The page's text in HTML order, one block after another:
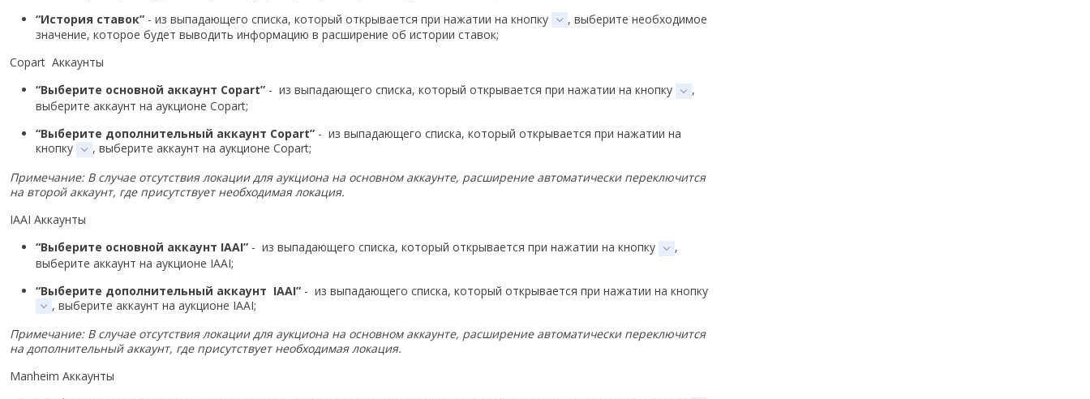
“История ставок” - из выпадающего списка, который открывается при нажатии на кнопку
, выберите необходимое
значение, которое будет выводить информацию в расширение об истории ставок;
Copart Аккаунты
“Выберите основной аккаунт Copart” - из выпадающего списка, который открывается при нажатии на кнопку
,
выберите аккаунт на аукционе Copart;
“Выберите дополнительный аккаунт Copart” - из выпадающего списка, который открывается при нажатии на
кнопку
, выберите аккаунт на аукционе Copart;
Примечание: В случае отсутствия локации для аукциона на основном аккаунте, расширение автоматически переключится
на второй аккаунт, где присутствует необходимая локация.
IAAI Аккаунты
“Выберите основной аккаунт IAAI” - из выпадающего списка, который открывается при нажатии на кнопку
,
выберите аккаунт на аукционе IAAI;
“Выберите дополнительный аккаунт IAAI” - из выпадающего списка, который открывается при нажатии на кнопку
, выберите аккаунт на аукционе IAAI;
Примечание: В случае отсутствия локации для аукциона на основном аккаунте, расширение автоматически переключится
на дополнительный аккаунт, где присутствует необходимая локация.
Manheim Аккаунты